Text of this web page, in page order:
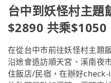
台中到妖怪村主題
$2890 共乘$1050
在從台中市前往妖怪村主題
沿途會造訪順天宮、溪南夜
住飯店/民宿，在辦好